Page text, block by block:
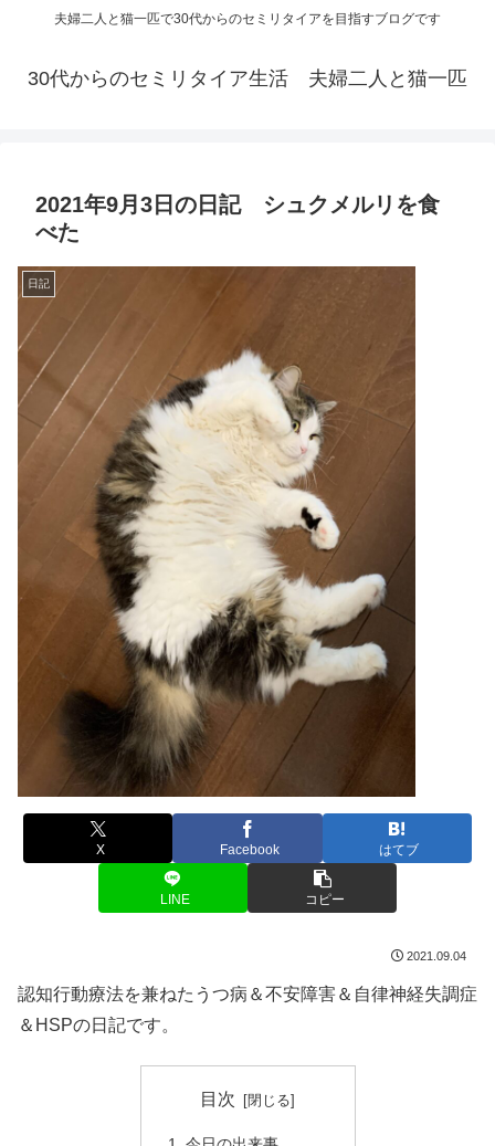
夫婦二人と猫一匹で30代からのセミリタイアを目指すブログです
30代からのセミリタイア生活 夫婦二人と猫一匹
2021年9月3日の日記 シュクメルリを食
べた
日記
X Facebook はてブ
LINE コピー
2021.09.04
認知行動療法を兼ねたうつ病＆不安障害＆自律神経失調症
＆HSPの日記です。
目次